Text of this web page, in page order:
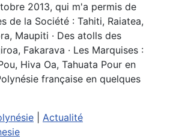
2013, qui m'a permis de
de la Société : Tahiti, Raiatea,
Maupiti · Des atolls des
Fakarava · Les Marquises :
Hiva Oa, Tahuata Pour en
française en quelques
Actualité